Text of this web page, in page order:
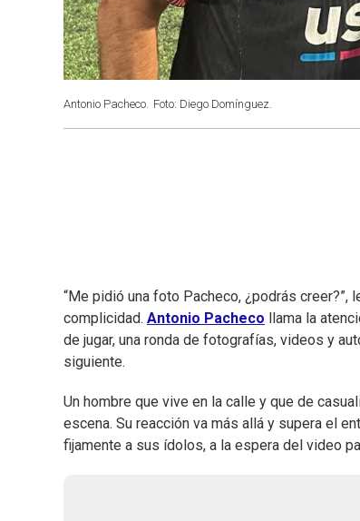
Antonio Pacheco. Foto: Diego Domínguez.
“Me pidió una foto Pacheco, ¿podrás
complicidad. Antonio Pacheco llama la
de jugar, una ronda de fotografías, videos y
siguiente.
Un hombre que vive en la calle y que de
escena. Su reacción va más allá y supera el
fijamente a sus ídolos, a la espera del video